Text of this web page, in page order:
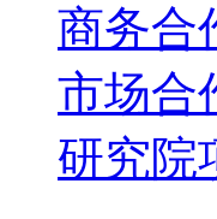
商务合
市场合
研究院